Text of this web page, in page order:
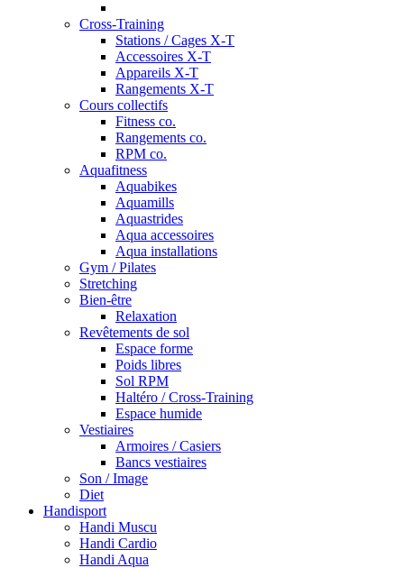
Cross-Training
Stations / Cages X-T
Accessoires X-T
Appareils X-T
Rangements X-T
Cours collectifs
Fitness co.
Rangements co.
RPM co.
Aquafitness
Aquabikes
Aquamills
Aquastrides
Aqua accessoires
Aqua installations
Gym / Pilates
Stretching
Bien-être
Relaxation
Revêtements de sol
Espace forme
Poids libres
Sol RPM
Haltéro / Cross-Training
Espace humide
Vestiaires
Armoires / Casiers
Bancs vestiaires
Son / Image
Diet
Handisport
Handi Muscu
Handi Cardio
Handi Aqua